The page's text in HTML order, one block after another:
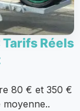
Réels
80 € et 350 €
moyenne..